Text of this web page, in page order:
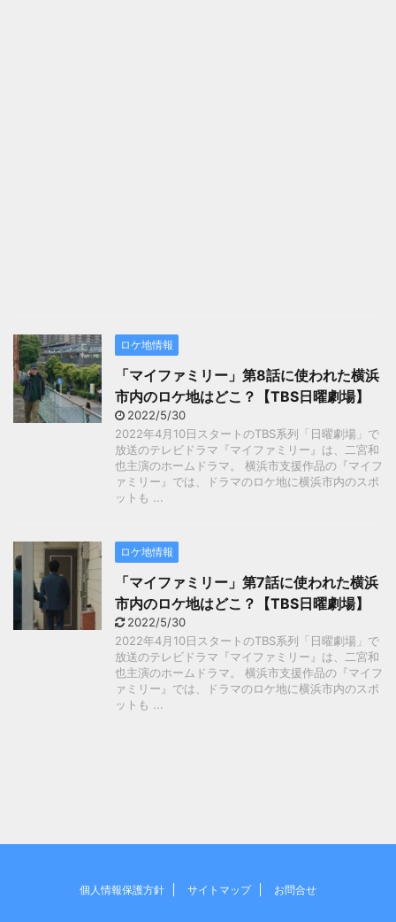
ロケ地情報
「マイファミリー」第8話に使われた横浜
市内のロケ地はどこ？【TBS日曜劇場】
2022/5/30
2022年4月10日スタートのTBS系列「日曜劇場」で
放送のテレビドラマ『マイファミリー』は、二宮和
也主演のホームドラマ。 横浜市支援作品の『マイフ
ァミリー』では、ドラマのロケ地に横浜市内のスポ
ットも ...
ロケ地情報
「マイファミリー」第7話に使われた横浜
市内のロケ地はどこ？【TBS日曜劇場】
2022/5/30
2022年4月10日スタートのTBS系列「日曜劇場」で
放送のテレビドラマ『マイファミリー』は、二宮和
也主演のホームドラマ。 横浜市支援作品の『マイフ
ァミリー』では、ドラマのロケ地に横浜市内のスポ
ットも ...
個人情報保護方針 サイトマップ お問合せ